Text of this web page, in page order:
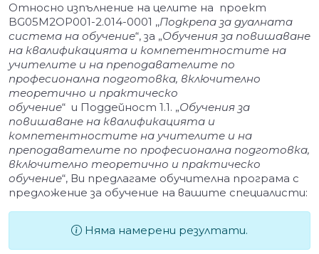
Относно изпълнение на целите на проект
BG05M2OP001-2.014-0001 ,,Подкрепа за дуалната
система на обучение“, за „Обучения за повишаване
на квалификацията и компетентностите на
учителите и на преподавателите по
професионална подготовка, включително
теоретично и практическо
обучение“ и Поддейност 1.1. „Обучения за
повишаване на квалификацията и
компетентностите на учителите и на
преподавателите по професионална подготовка,
включително теоретично и практическо
обучение“, Ви предлагаме обучителна програма с
предложение за обучение на вашите специалисти:
Няма намерени резултати.